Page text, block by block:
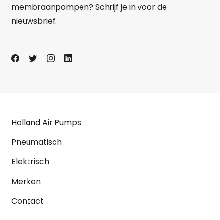
membraanpompen? Schrijf je in voor de
nieuwsbrief.
Holland Air Pumps
Pneumatisch
Elektrisch
Merken
Contact